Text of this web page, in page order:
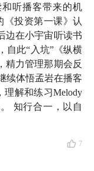
索观看。
然可以随时随地
第 1 课的完整内
，那么，欢迎点
有知有行的店
》精装本。
点击这
听播客带来的机
《投资第一课》认
边在小宇宙听读书
自此“入坑”《纵横
精力管理那期会反
续体悟孟岩在播客
理解和练习Melody
知行合一，以自
7